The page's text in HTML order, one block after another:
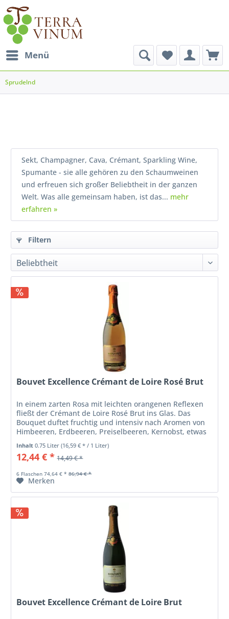
Menü
Sprudelnd
Sekt, Champagner, Cava, Crémant, Sparkling Wine,
Spumante - sie alle gehören zu den Schaumweinen
und erfreuen sich großer Beliebtheit in der ganzen
Welt. Was alle gemeinsam haben, ist das... mehr
erfahren »
Filtern
Bouvet Excellence Crémant de Loire Rosé Brut
In einem zarten Rosa mit leichten orangenen Reflexen
fließt der Crémant de Loire Rosé Brut ins Glas. Das
Bouquet duftet fruchtig und intensiv nach Aromen von
Himbeeren, Erdbeeren, Preiselbeeren, Kernobst, etwas
Zitrusfrucht und dezenten...
Inhalt0.75 Liter(16,59 € * / 1 Liter)
12,44 € * 14,49 € *
6 Flaschen 74,64 € * 86,94 € *
Merken
Bouvet Excellence Crémant de Loire Brut